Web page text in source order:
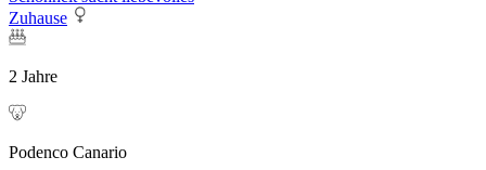
Zuhause
2 Jahre
Podenco Canario